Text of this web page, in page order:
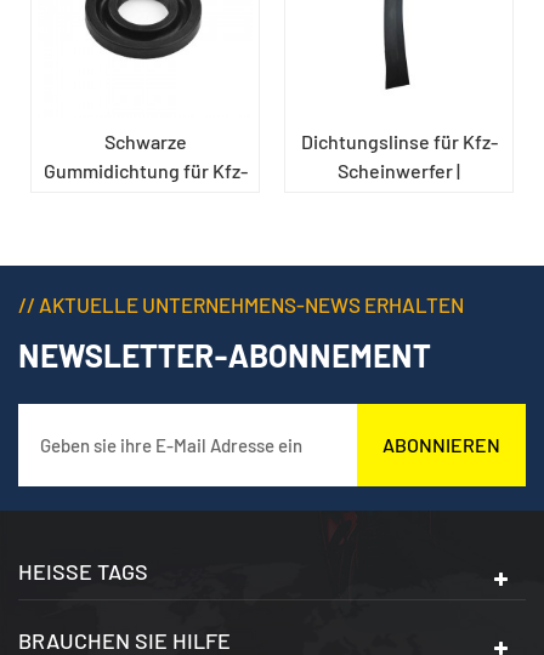
Schwarze
Gummidichtung für Kfz-
Dichtungslinse für Kfz-
Scheinwerfer |
// AKTUELLE UNTERNEHMENS-NEWS ERHALTEN
NEWSLETTER-ABONNEMENT
ABONNIEREN
HEISSE TAGS
BRAUCHEN SIE HILFE